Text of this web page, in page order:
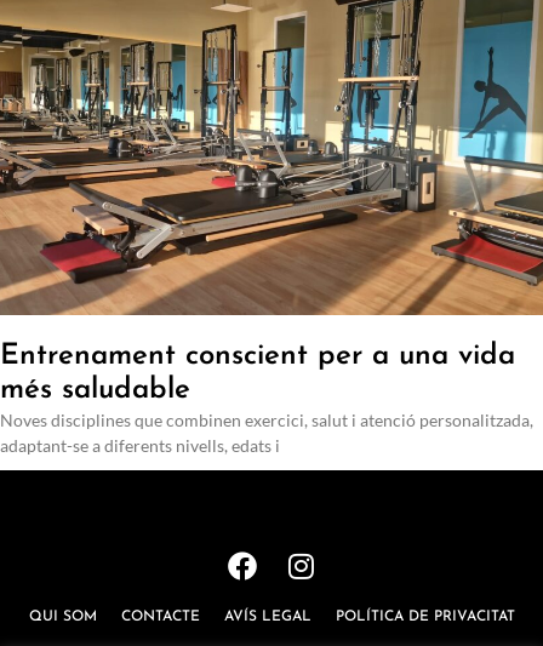
Entrenament conscient per a una vida
més saludable
Noves disciplines que combinen exercici, salut i atenció personalitzada,
adaptant-se a diferents nivells, edats i
QUI SOM CONTACTE AVÍS LEGAL POLÍTICA DE PRIVACITAT